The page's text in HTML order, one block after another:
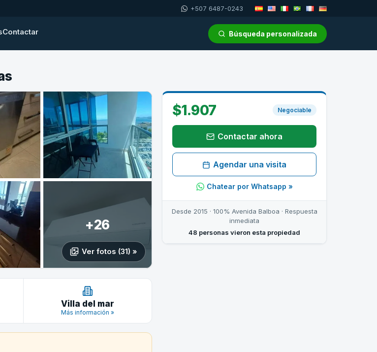
+507 6487-0243
Contactar Búsqueda personalizada
$1.907 Negociable
Contactar ahora
Agendar una visita
Chatear por Whatsapp »
Desde 2015 · 100% Avenida Balboa · Respuesta
inmediata
48 personas vieron esta propiedad
+26
Ver fotos (31) »
Villa del mar
Más información »